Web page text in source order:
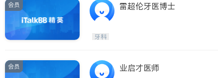
会员 雷超伦牙医博士
牙科
会员 业启才医师